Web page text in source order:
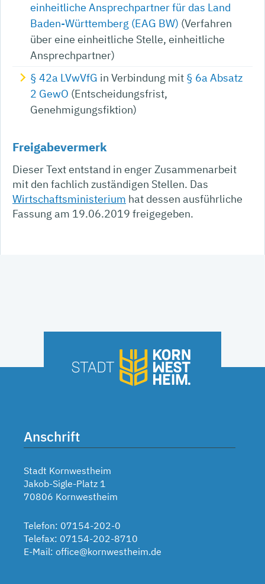
einheitliche Ansprechpartner für das Land
Baden-Württemberg (EAG BW) (Verfahren
über eine einheitliche Stelle, einheitliche
Ansprechpartner)
§ 42a LVwVfG in Verbindung mit § 6a Absatz
2 GewO (Entscheidungsfrist,
Genehmigungsfiktion)
Freigabevermerk
Dieser Text entstand in enger Zusammenarbeit
mit den fachlich zuständigen Stellen. Das
Wirtschaftsministerium hat dessen ausführliche
Fassung am 19.06.2019 freigegeben.
Anschrift
Stadt Kornwestheim
Jakob-Sigle-Platz 1
70806 Kornwestheim
Telefon: 07154-202-0
Telefax: 07154-202-8710
E-Mail: office@kornwestheim.de